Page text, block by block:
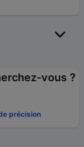
vous ?
précision